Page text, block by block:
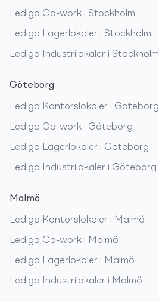
Lediga Co-work i Stockholm
Lediga Lagerlokaler i Stockholm
Lediga Industrilokaler i Stockholm
Göteborg
Lediga Kontorslokaler i Göteborg
Lediga Co-work i Göteborg
Lediga Lagerlokaler i Göteborg
Lediga Industrilokaler i Göteborg
Malmö
Lediga Kontorslokaler i Malmö
Lediga Co-work i Malmö
Lediga Lagerlokaler i Malmö
Lediga Industrilokaler i Malmö